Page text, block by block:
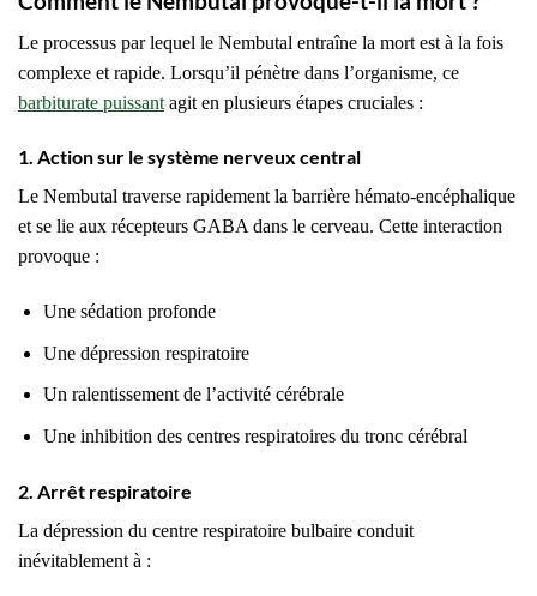
Le processus par lequel le Nembutal entraîne la mort est à la fois
complexe et rapide. Lorsqu’il pénètre dans l’organisme, ce
barbiturate puissant agit en plusieurs étapes cruciales :
1. Action sur le système nerveux central
Le Nembutal traverse rapidement la barrière hémato-encéphalique
et se lie aux récepteurs GABA dans le cerveau. Cette interaction
provoque :
Une sédation profonde
Une dépression respiratoire
Un ralentissement de l’activité cérébrale
Une inhibition des centres respiratoires du tronc cérébral
2. Arrêt respiratoire
La dépression du centre respiratoire bulbaire conduit
inévitablement à :